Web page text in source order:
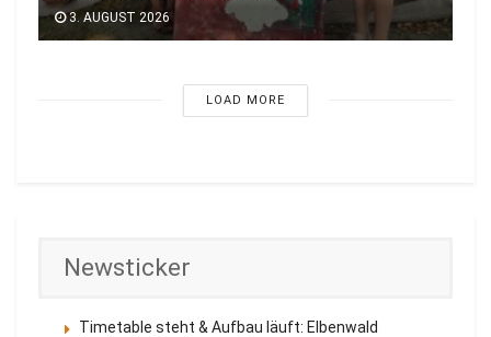
3. AUGUST 2026
LOAD MORE
Newsticker
Timetable steht & Aufbau läuft: Elbenwald